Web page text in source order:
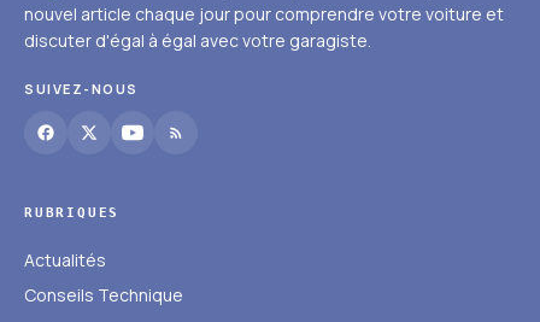
nouvel article chaque jour pour comprendre votre voiture et
discuter d'égal à égal avec votre garagiste.
SUIVEZ-NOUS
RUBRIQUES
Actualités
Conseils Technique